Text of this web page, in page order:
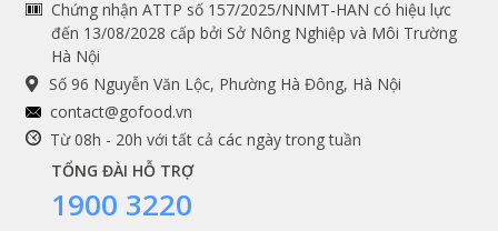
chung
Hướng dẫn đặt hàng
Cam kết chất lượng
Instagram
Youtube
Tiktok
Shopee
DỊCH VỤ
Chứng nhận ATTP số 157/2025/NNMT-HAN có hiệu lực
đến 13/08/2028 cấp bởi Sở Nông Nghiệp và Môi Trường
Hà Nội
Số 96 Nguyễn Văn Lộc, Phường Hà Đông, Hà Nội
contact@gofood.vn
Từ 08h - 20h với tất cả các ngày trong tuần
TỔNG ĐÀI HỖ TRỢ
1900 3220